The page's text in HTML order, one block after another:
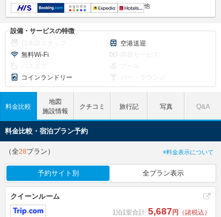
他
設備・サービスの特徴
空港送迎
無料Wi-Fi
コインランドリー
料金比較
地図
施設情報
クチコミ 旅行記 写真 Q&A
料金比較・宿泊プラン予約
（全28プラン） ※料金表示について
予約サイト別 全プラン表示
クイーンルーム
1泊1室合計 5,687円 （諸税込）